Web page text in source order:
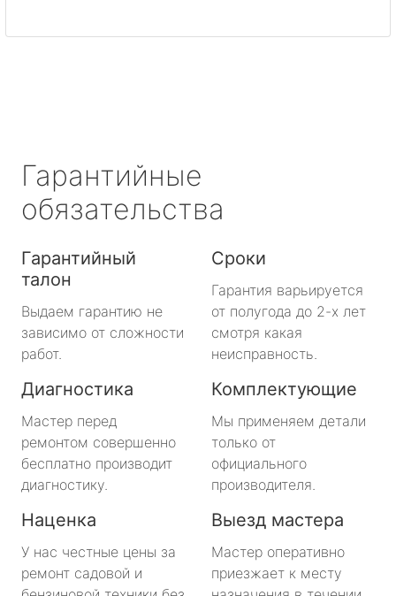
Гарантийные
обязательства
Гарантийный
талон
Выдаем гарантию не
зависимо от сложности
работ.
Сроки
Гарантия варьируется
от полугода до 2-х лет
смотря какая
неисправность.
Диагностика
Мастер перед
ремонтом совершенно
бесплатно производит
диагностику.
Комплектующие
Мы применяем детали
только от
официального
производителя.
Наценка
У нас честные цены за
ремонт садовой и
Выезд мастера
Мастер оперативно
приезжает к месту